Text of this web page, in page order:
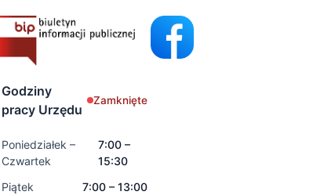
Godziny
pracy Urzędu
Zamknięte
Poniedziałek –
Czwartek
7:00 –
15:30
Piątek
7:00 – 13:00